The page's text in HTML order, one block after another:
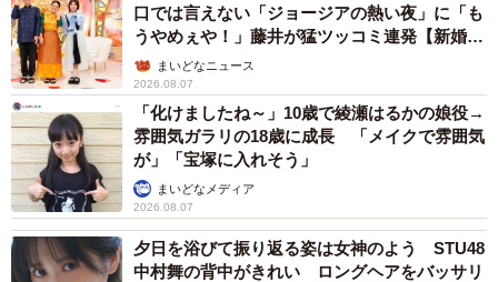
口では言えない「ジョージアの熱い夜」に「も
うやめぇや！」藤井が猛ツッコミ連発【新婚さ
ん】まいどなニュース
2026.08.07
「化けましたね～」10歳で綾瀬はるかの娘役→
雰囲気ガラリの18歳に成長 「メイクで雰囲気
が」「宝塚に入れそう」
まいどなメディア
2026.08.07
夕日を浴びて振り返る姿は女神のよう STU48
中村舞の背中がきれい ロングヘアをバッサリ